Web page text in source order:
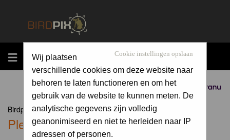
MENU
Sponsored by
Cookie instellingen opslaan
Wij plaatsen
verschillende cookies om deze website naar
behoren te laten functioneren en om het
gebruik van de website te kunnen meten. De
analytische gegevens zijn volledig
geanonimiseerd en niet te herleiden naar IP
adressen of personen.
Birdpix.nl Forum Index
Please enter your username and